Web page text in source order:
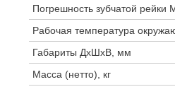
Погрешность зубчатой рейки
Рабочая температура
Габариты ДхШхВ, мм
Масса (нетто), кг